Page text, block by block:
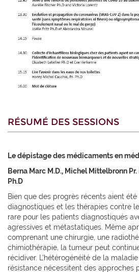
RÉSUMÉ DES SESSIONS
Le dépistage des médicaments en
Berna Marc M.D., Michel Mittelbronn
Ph.D
Bien que des progrès récents aient
diagnostiques et les thérapies contre
rare pour les patients diagnostiqués
agressives et métastatiques. Même
comprenant une chirurgie, une
chimiothérapie, la tumeur peut
récidiver. L’hétérogénéité de la
résistance nécessitent des approches